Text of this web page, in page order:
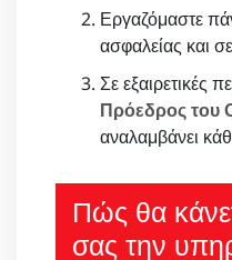
Εργαζόμαστε
ασφαλείας και
Σε εξαιρετικές
Πρόεδρος του
αναλαμβάνει
Πώς θα
σας την